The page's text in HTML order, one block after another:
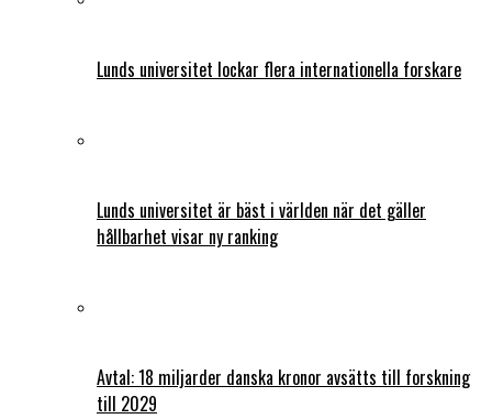
Lunds universitet lockar flera internationella forskare
Lunds universitet är bäst i världen när det gäller
hållbarhet visar ny ranking
Avtal: 18 miljarder danska kronor avsätts till forskning
till 2029